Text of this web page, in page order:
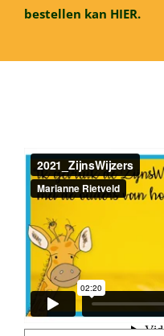
bestellen kan HIER.